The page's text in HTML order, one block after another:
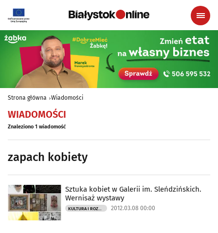
Strona główna Wiadomości
WIADOMOŚCI
Znaleziono 1 wiadomość
zapach kobiety
Sztuka kobiet w Galerii im. Sleńdzińskich.
Wernisaż wystawy
KULTURA I ROZRYWKA 2012.03.08 00:00